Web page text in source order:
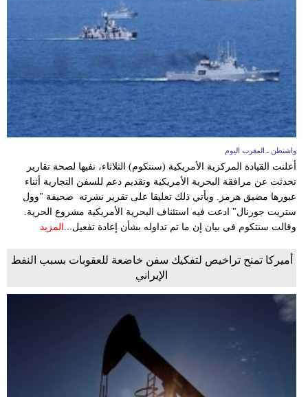
واشنطن ـ المغرب اليوم
أعلنت القيادة المركزية الأمريكية (سنتكوم) الثلاثاء، نفيها لصحة تقارير
تحدثت عن مرافقة البحرية الأمريكية وتقديم دعم للسفن التجارية أثناء
عبورها مضيق هرمز. ويأتي ذلك تعليقا على تقرير نشرته صحيفة "وول
ستريت جورنال" ادعت فيه استئناف البحرية الأمريكية مشروع الحرية.
وقالت سنتكوم في بيان إن ما تم تداوله بشأن إعادة تفعيل... المزيد
أميركا تمنح تراخيص لتفكيك سفن خاضعة للعقوبات بسبب النفط
الإيراني